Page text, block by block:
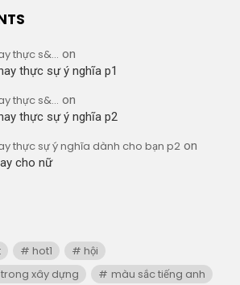
thực s&... on
thực sự ý nghĩa p1
thực s&... on
thực sự ý nghĩa p2
thực sự ý nghĩa dành cho bạn p2 on
cho nữ
hot1
hội
xây dựng
màu sắc tiếng anh